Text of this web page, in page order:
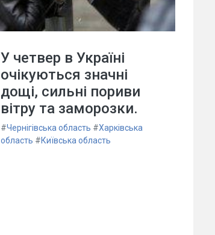
У четвер в Україні
очікуються значні
дощі, сильні пориви
вітру та заморозки.
#Чернігівська область #Харківська
область #Київська область